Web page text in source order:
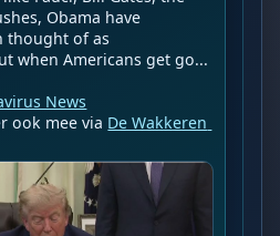
Obama have
thought of as
when Americans get go...
News
ook mee via De Wakkeren